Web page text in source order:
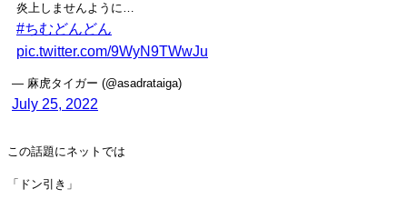
炎上しませんように…
#ちむどんどん
pic.twitter.com/9WyN9TWwJu
— 麻虎タイガー (@asadrataiga)
July 25, 2022
この話題にネットでは
「ドン引き」